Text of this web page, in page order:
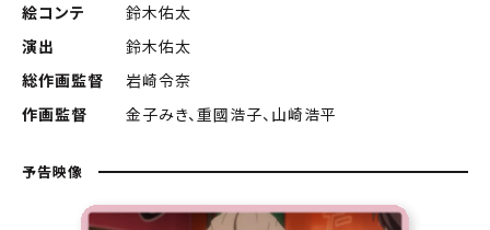
絵コンテ
鈴木佑太
演出
鈴木佑太
総作画監督
岩崎令奈
作画監督
金子みき、重國浩子、山崎浩平
予告映像